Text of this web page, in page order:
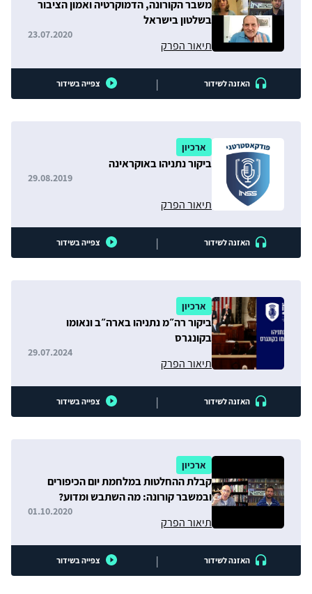
משבר הקורונה, הדמוקרטיה ואמון הציבור
בשלטון בישראל
תיאור הפרק
23.07.2020
האזנה לשידור | צפייה בשידור
ארכיון
ביקור נתניהו באוקראינה
תיאור הפרק
29.08.2019
האזנה לשידור | צפייה בשידור
ארכיון
ביקור רה״מ נתניהו בארה״ב ונאומו
בקונגרס
תיאור הפרק
29.07.2024
האזנה לשידור | צפייה בשידור
ארכיון
קבלת ההחלטות במלחמת יום הכיפורים
ובמשבר קורונה: מה השתבש ומדוע?
תיאור הפרק
01.10.2020
האזנה לשידור | צפייה בשידור